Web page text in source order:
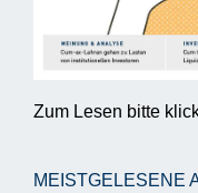
Zum Lesen bitte
MEISTGELESENE